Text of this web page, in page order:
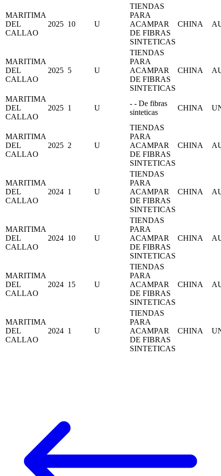
MARITIMA
DEL
CALLAO
2025 10 U
TIENDAS
PARA
ACAMPAR
DE FIBRAS
SINTETICAS
CHINA
MARITIMA
DEL
CALLAO
2025 5 U
TIENDAS
PARA
ACAMPAR
DE FIBRAS
SINTETICAS
CHINA
MARITIMA
DEL
CALLAO
2025 1 U
- - De fibras
sinteticas
CHINA
MARITIMA
DEL
CALLAO
2025 2 U
TIENDAS
PARA
ACAMPAR
DE FIBRAS
SINTETICAS
CHINA
MARITIMA
DEL
CALLAO
2024 1 U
TIENDAS
PARA
ACAMPAR
DE FIBRAS
SINTETICAS
CHINA
MARITIMA
DEL
CALLAO
2024 10 U
TIENDAS
PARA
ACAMPAR
DE FIBRAS
SINTETICAS
CHINA
MARITIMA
DEL
CALLAO
2024 15 U
TIENDAS
PARA
ACAMPAR
DE FIBRAS
SINTETICAS
CHINA
MARITIMA
DEL
CALLAO
2024 1 U
TIENDAS
PARA
ACAMPAR
DE FIBRAS
SINTETICAS
CHINA